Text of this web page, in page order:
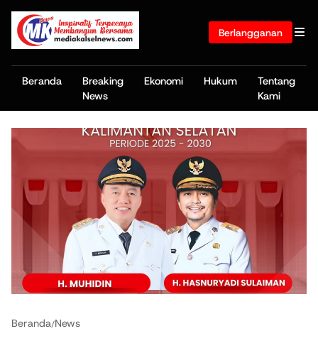
Berlangganan
Beranda
Breaking
News
Ekonomi Hukum
Tentang
Kami
Beranda/News